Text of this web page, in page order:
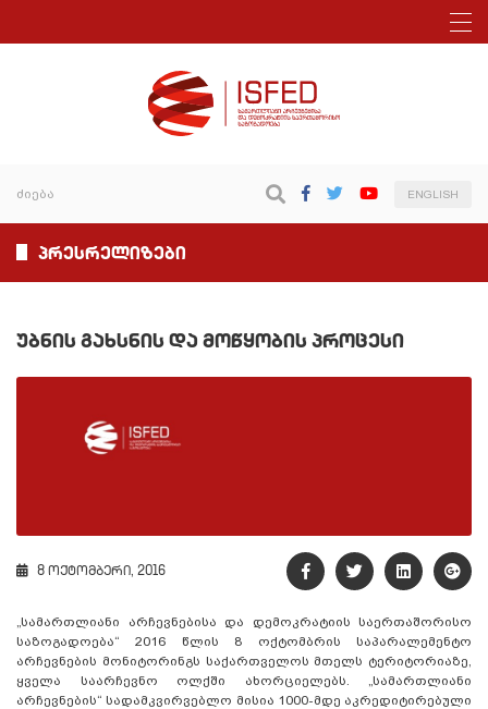
ENGLISH
პრესრელიზები
უბნის გახსნის და მოწყობის პროცესი
8 ოქტომბერი, 2016
„სამართლიანი არჩევნებისა და დემოკრატიის საერთაშორისო
საზოგადოება“ 2016 წლის 8 ოქტომბრის საპარალემენტო
არჩევნების მონიტორინგს საქართველოს მთელს ტერიტორიაზე,
ყველა საარჩევნო ოლქში ახორციელებს. „სამართლიანი
არჩევნების“ სადამკვირვებლო მისია 1000-მდე აკრედიტირებული